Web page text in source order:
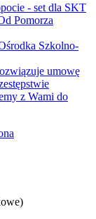
- set dla SKT
Pomorza
Szkolno-
umowę
z Wami do